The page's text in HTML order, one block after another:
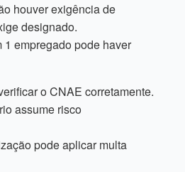
houver exigência de
designado.
1 empregado pode haver
o CNAE corretamente.
assume risco
pode aplicar multa